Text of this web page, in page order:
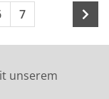
7
unserem